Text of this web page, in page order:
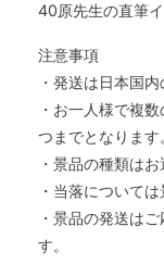
40原先生の直筆
注意事項
・発送は日本国内
・お一人様で複
つまでとなります
・景品の種類は
・当落について
・景品の発送は
す。